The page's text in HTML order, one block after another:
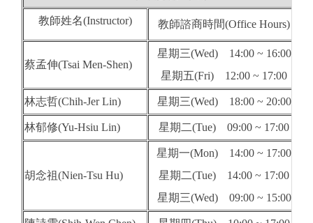
教師姓名(Instructor) 教師諮商時間(Office Hours)
蔡孟伸(Tsai Men-Shen)
星期三(Wed) 14:00 ~ 16:00
星期五(Fri) 12:00 ~ 17:00
林志哲(Chih-Jer Lin) 星期三(Wed) 18:00 ~ 20:00
林郁修(Yu-Hsiu Lin) 星期二(Tue) 09:00 ~ 17:00
胡念祖(Nien-Tsu Hu)
星期一(Mon) 14:00 ~ 17:00
星期二(Tue) 14:00 ~ 17:00
星期三(Wed) 09:00 ~ 15:00